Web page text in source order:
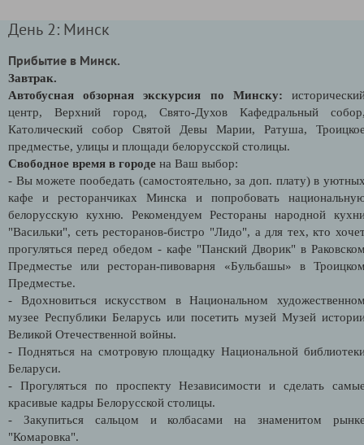
День 2: Минск
Прибытие в Минск.
Завтрак.
Автобусная обзорная экскурсия по Минску:
центр, Верхний город, Свято-Духов Кафедральный
Католический собор Святой Девы Марии, Ратуша,
предместье, улицы и площади белорусской столицы.
Свободное время в городе на Ваш выбор:
- Вы можете пообедать (самостоятельно, за доп. плату) в
кафе и ресторанчиках Минска и попробовать
белорусскую кухню. Рекомендуем Рестораны народной
"Васильки", сеть ресторанов-бистро "Лидо", а для тех, кто
прогуляться перед обедом - кафе "Панский Дворик" в
Предместье или ресторан-пивоварня «Бульбашы» в
Предместье.
- Вдохновиться искусством в Национальном
музее Республики Беларусь или посетить музей Музей
Великой Отечественной войны.
- Подняться на смотровую площадку Национальной
Беларуси.
- Прогуляться по проспекту Независимости и сделать
красивые кадры Белорусской столицы.
- Закупиться сальцом и колбасами на знаменитом
"Комаровка".